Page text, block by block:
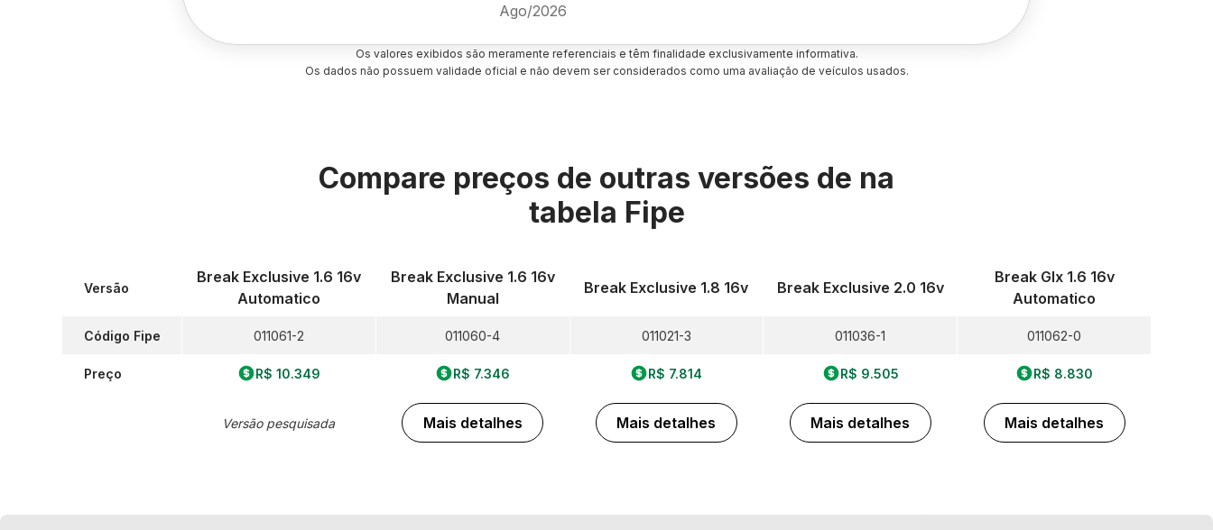
Ago/2026
Os valores exibidos são meramente referenciais e têm finalidade exclusivamente informativa.
Os dados não possuem validade oficial e não devem ser considerados como uma avaliação de veículos usados.
Compare preços de outras versões de na
tabela Fipe
Versão
Código Fipe
Preço
Break Exclusive 1.6 16v
Automatico
011061-2
R$ 10.349
Versão pesquisada
Break Exclusive 1.6 16v
Manual
011060-4
R$ 7.346
Mais detalhes
Break Exclusive 1.8 16v
011021-3
R$ 7.814
Mais detalhes
Break Exclusive 2.0 16v
011036-1
R$ 9.505
Mais detalhes
Break Glx 1.6 16v
Automatico
011062-0
R$ 8.830
Mais detalhes